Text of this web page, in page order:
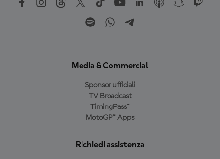
Media & Commercial
Sponsor ufficiali
TV Broadcast
TimingPass™
MotoGP™ Apps
Richiedi assistenza